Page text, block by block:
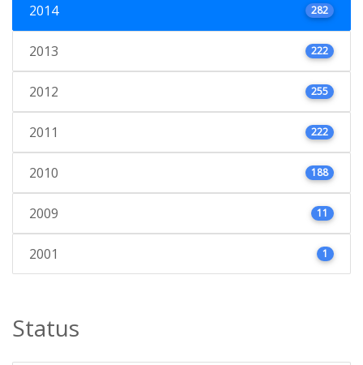
2014 282
2013 222
2012 255
2011 222
2010 188
2009 11
2001 1
Status